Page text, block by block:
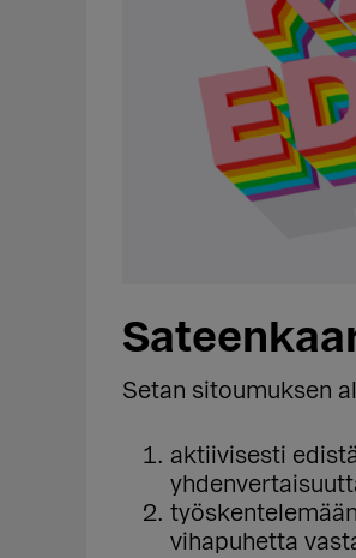
Setan sitoumuksen
aktiivisesti
vihapuhetta